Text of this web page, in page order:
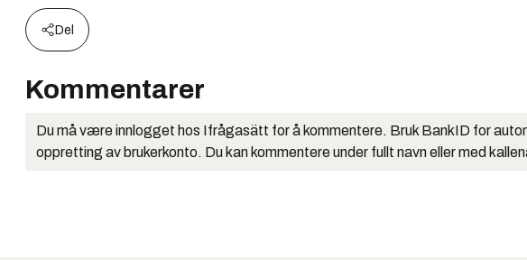
Del
Kommentarer
Du må være innlogget hos Ifrågasätt for å kommentere. Bruk BankID for
oppretting av brukerkonto. Du kan kommentere under fullt navn eller med